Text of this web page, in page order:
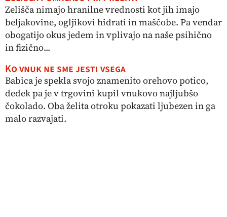
Zelišča nimajo hranilne vrednosti kot jih imajo
beljakovine, ogljikovi hidrati in maščobe. Pa vendar
obogatijo okus jedem in vplivajo na naše psihično
in fizično...
Ko vnuk ne sme jesti vsega
Babica je spekla svojo znamenito orehovo potico,
dedek pa je v trgovini kupil vnukovo najljubšo
čokolado. Oba želita otroku pokazati ljubezen in ga
malo razvajati.